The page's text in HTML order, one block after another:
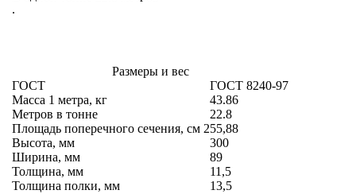
.
Размеры и вес
ГОСТ
ГОСТ 8240-97
Масса 1 метра, кг
43.86
Метров в тонне
22.8
Площадь поперечного сечения, см 255,88
Высота, мм
300
Ширина, мм
89
Толщина, мм
11,5
Толщина полки, мм
13,5